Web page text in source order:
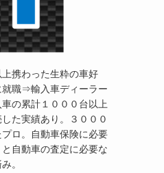
携わった生粋の車好
就職⇒輸入車ディーラー
の累計１０００台以上
た実績あり。３０００
ロ。自動車保険に必要
自動車の査定に必要な
。